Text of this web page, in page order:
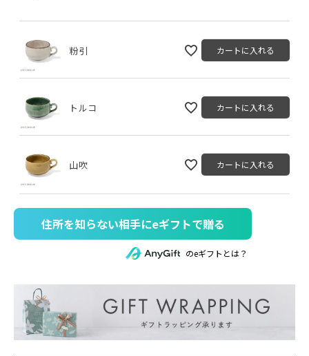
粉引 カートに入れる
トルコ カートに入れる
山吹 カートに入れる
住所を知らない相手にeギフトで贈る
のeギフトとは？